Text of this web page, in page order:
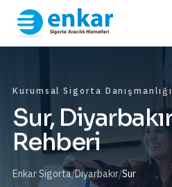
Kurumsal Sigorta Danışmanlığı
Sur,
Rehberi
Enkar Sigorta/Diyarbakır/Sur